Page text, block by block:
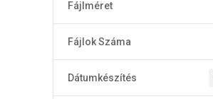
Fájlméret
Fájlok Száma
Dátumkészítés